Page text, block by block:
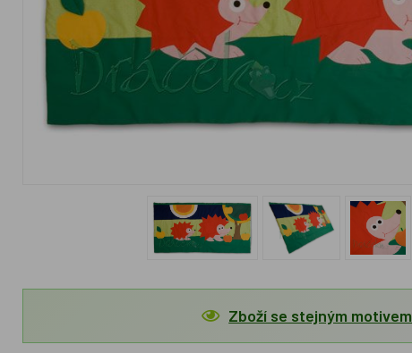
Zboží se stejným motivem